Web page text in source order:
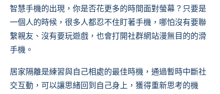
智慧手機的出現，你是否花更多的時間面對螢幕？只要是
一個人的時候，很多人都忍不住盯著手機，哪怕沒有要聯
繫親友、沒有要玩遊戲，也會打開社群網站漫無目的的滑
手機。
居家隔離是練習與自己相處的最佳時機，通過暫時中斷社
交互動，可以讓思緒回到自己身上，獲得重新思考的機